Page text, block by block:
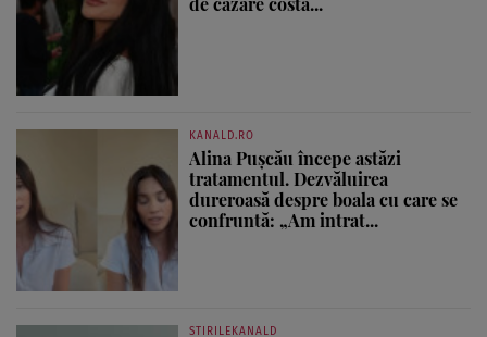
KANALD.RO
Alina Pușcău începe astăzi
tratamentul. Dezvăluirea
dureroasă despre boala cu care se
confruntă: „Am intrat...
STIRILEKANALD